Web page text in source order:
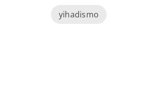
yihadismo